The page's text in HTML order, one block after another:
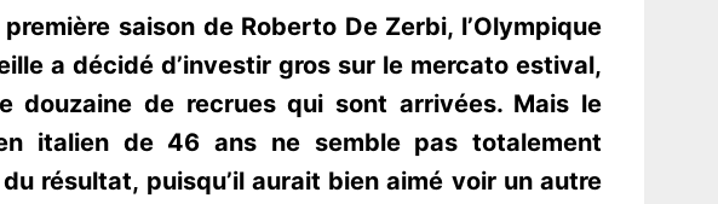
saison de Roberto De Zerbi, l’Olympique
a décidé d’investir gros sur le mercato estival,
douzaine de recrues qui sont arrivées. Mais le
italien de 46 ans ne semble pas totalement
résultat, puisqu’il aurait bien aimé voir un autre